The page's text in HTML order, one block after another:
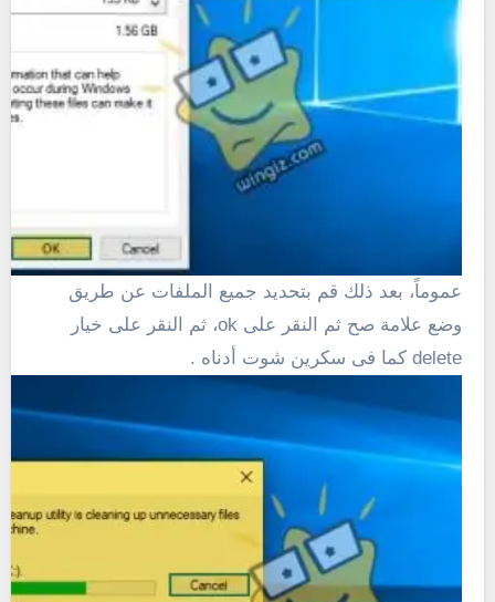
عموماً، بعد ذلك قم بتحديد جميع الملفات عن طريق
وضع علامة صح ثم النقر على ok، ثم النقر على خيار
delete كما فى سكرين شوت أدناه .